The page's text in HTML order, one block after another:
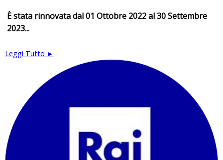
È stata rinnovata dal 01 Ottobre 2022 al 30 Settembre
2023...
Leggi Tutto ►